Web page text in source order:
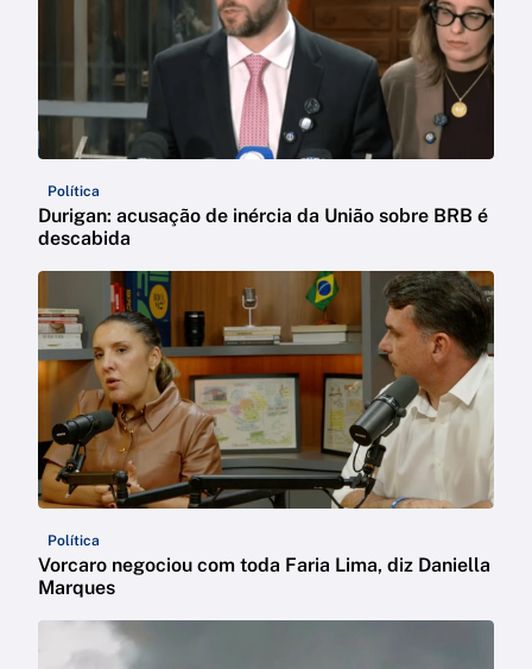
Política
Durigan: acusação de inércia da União sobre BRB é
descabida
Política
Vorcaro negociou com toda Faria Lima, diz Daniella
Marques